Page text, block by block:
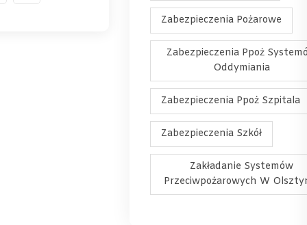
Zabezpieczenia Pożarowe
Zabezpieczenia Ppoż
Oddymiania
Zabezpieczenia Ppoż Szpitala
Zabezpieczenia Szkół
Zakładanie Systemów
Przeciwpożarowych W